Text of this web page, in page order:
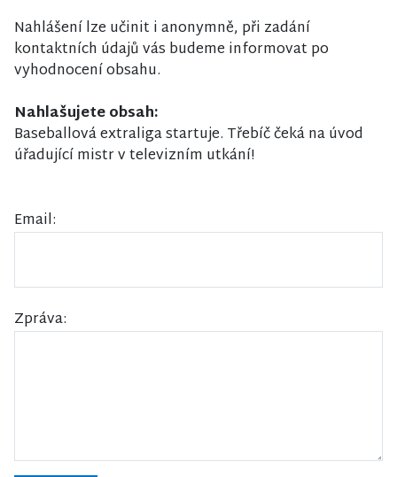
Nahlášení lze učinit i anonymně, při zadání
kontaktních údajů vás budeme informovat po
vyhodnocení obsahu.
Nahlašujete obsah:
Baseballová extraliga startuje. Třebíč čeká na úvod
úřadující mistr v televizním utkání!
Email:
Zpráva: